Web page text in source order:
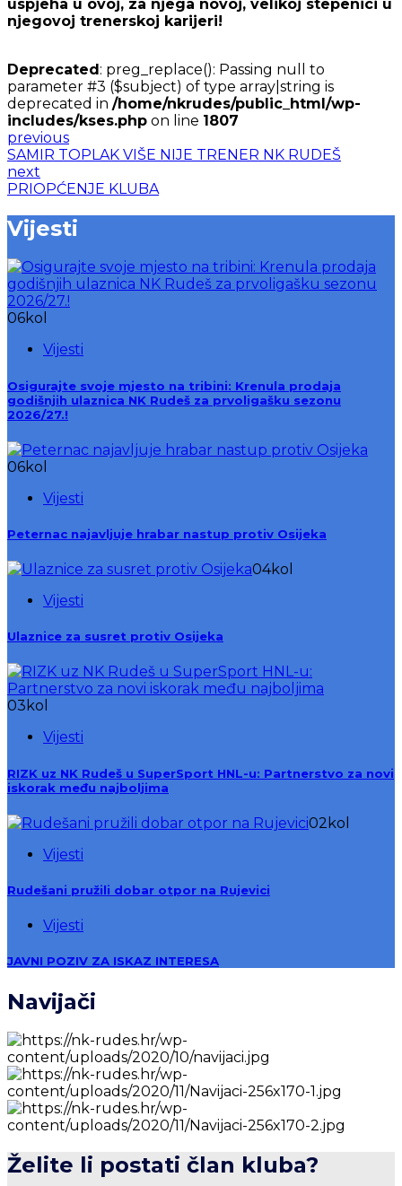
uspjeha u ovoj, za njega novoj, velikoj stepenici u
njegovoj trenerskoj karijeri!
Deprecated: preg_replace(): Passing null to
parameter #3 ($subject) of type array|string is
deprecated in /home/nkrudes/public_html/wp-
includes/kses.php on line 1807
previous
SAMIR TOPLAK VIŠE NIJE TRENER NK RUDEŠ
next
PRIOPĆENJE KLUBA
Vijesti
06kol
Vijesti
Osigurajte svoje mjesto na tribini: Krenula prodaja
godišnjih ulaznica NK Rudeš za prvoligašku sezonu
2026/27.!
06kol
Vijesti
Peternac najavljuje hrabar nastup protiv Osijeka
04kol
Vijesti
Ulaznice za susret protiv Osijeka
03 kol
Vijesti
RIZK uz NK Rudeš u SuperSport HNL-u: Partnerstvo za novi
iskorak među najboljima
02 kol
Vijesti
Rudešani pružili dobar otpor na Rujevici
Vijesti
JAVNI POZIV ZA ISKAZ INTERESA
Navijači
Želite li postati član kluba?